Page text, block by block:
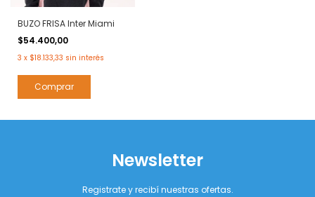
BUZO FRISA Inter Miami
$54.400,00
3 x $18.133,33 sin interés
Comprar
Newsletter
Registrate y recibí nuestras ofertas.